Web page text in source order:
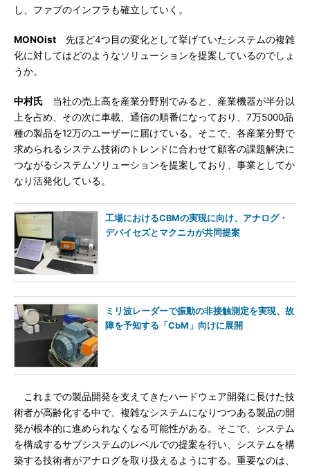
し、ファブのインフラも確立していく。
MONOist 先ほど4つ目の変化として挙げていたシステムの複雑
化に対してはどのようなソリューションを提案しているのでしょ
うか。
中村氏 当社の売上高を産業分野別でみると、産業機器が半分以
上を占め、その次に車載、通信の順番になっており、7万5000品
種の製品を12万のユーザーに届けている。そこで、各産業分野で
求められるシステム技術のトレンドに合わせて顧客の課題解決に
つながるシステムソリューションを提案しており、事業としてか
なり活発化している。
工場におけるCBMの実現に向け、アナログ・
デバイセズとマクニカが共同提案
ミリ波レーダーで振動の非接触測定を実現、故
障を予知する「CbM」向けに展開
これまでの製品開発を支えてきたハードウェア開発に長けた技
術者が高齢化する中で、複雑なシステムになりつつある製品の開
発が根本的に進められなくなる可能性がある。そこで、システム
を構成するサブシステムのレベルでの提案を行い、システムを構
築する技術者がアナログを取り扱えるようにする。重要なのは、